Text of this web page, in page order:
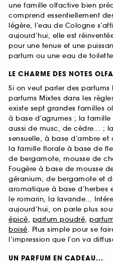
une famille olfactive bien
comprend essentiellement
légère, l’eau de Cologne
aujourd’hui, elle est
pour une tenue et une
parfum ou une eau de
LE CHARME DES NOTES
Si on veut parler des
parfums Mixtes dans les
existe sept grandes familles
à base d’agrumes ; la
aussi de musc, de cèdre... ;
sensuelle, à base d’ambre
la famille florale à base de
de bergamote, mousse de
Fougère à base de mousse
géranium, de bergamote et
aromatique à base d’herbes
le romarin, la lavande...
aujourd’hui, on parle plus
épicé, parfum poudré,
boisé. Plus simple pour se
l’impression que l’on va
UN PARFUM EN CADEAU...